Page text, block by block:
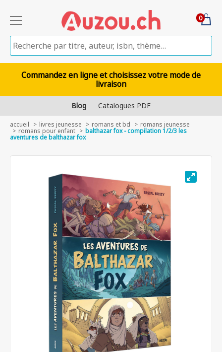
0
Commandez en ligne et choisissez votre mode de
livraison
Blog Catalogues PDF
accueil livres jeunesse romans et bd romans jeunesse
romans pour enfant balthazar fox - compilation 1/2/3 les
aventures de balthazar fox